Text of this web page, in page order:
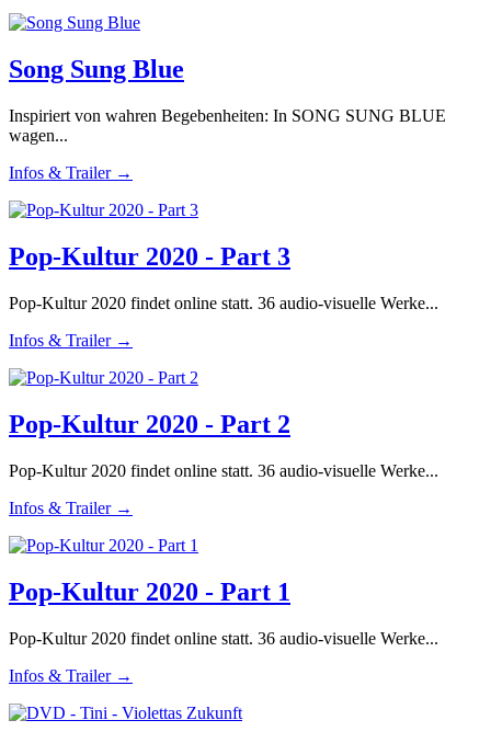
Song Sung Blue
Inspiriert von wahren Begebenheiten: In SONG SUNG BLUE
wagen...
Infos & Trailer →
Pop-Kultur 2020 - Part 3
Pop-Kultur 2020 findet online statt. 36 audio-visuelle Werke...
Infos & Trailer →
Pop-Kultur 2020 - Part 2
Pop-Kultur 2020 findet online statt. 36 audio-visuelle Werke...
Infos & Trailer →
Pop-Kultur 2020 - Part 1
Pop-Kultur 2020 findet online statt. 36 audio-visuelle Werke...
Infos & Trailer →